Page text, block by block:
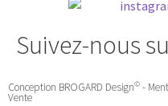
Suivez-nous
Conception BROGARD Design© -
Vente